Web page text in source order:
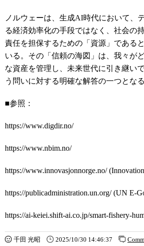
ノルウェーは、生成AI時代において、
る経済効率化の手段ではなく、社会の
責任を担保するための「資源」である
いる。その「信頼の海図」は、我々が
な資産を管理し、未来世代に引き継い
う問いに対する明確な解答の一つとなる
■参照：
https://www.digdir.no/
https://www.nbim.no/
https://www.innovasjonnorge.no/
https://publicadministration.un.org/ (UN E-
https://ai-keiei.shift-ai.co.jp/smart-fishery-
千田 光昭 2025/10/30 14:46:37